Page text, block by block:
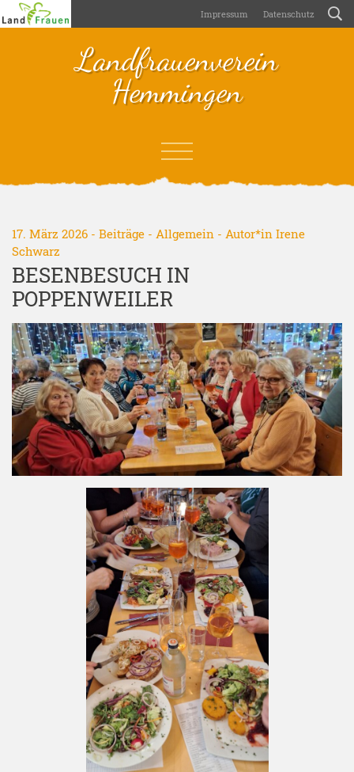
Impressum Datenschutz
Landfrauenverein
Hemmingen
17. März 2026 - Beiträge - Allgemein - Autor*in Irene
Schwarz
BESENBESUCH IN
POPPENWEILER